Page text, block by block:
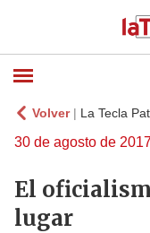
Volver| La Tecla
30 de agosto de 2017
El
lugar